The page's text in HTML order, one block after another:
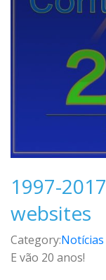
1997-
websites
Category:Notícias
E vão 20 anos!